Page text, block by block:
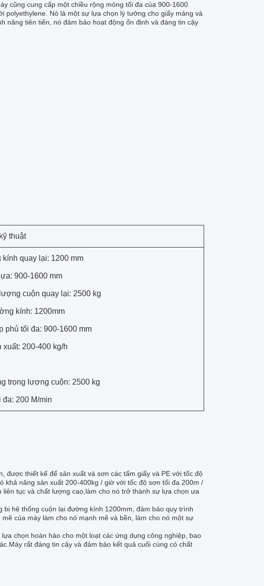
cũng cung cấp một chiều rộng mỏng tối đa của 900-1600
Nó là một sự lựa chọn lý tưởng cho giấy mảng và
năng tiên tiến, nó đảm bảo hoạt động ổn định và đáng tin cậy
thuật
quay lại: 1200 mm
900-1600 mm
cuộn quay lại: 2500 kg
kính: 1200mm
phủ tối đa: 900-1600 mm
xuất: 200-400 kg/h
trọng lượng cuộn: 2500 kg
200 M/min
được thiết kế để sản xuất và sơn các tấm giấy và PE với tốc độ
khả năng sản xuất 200-400kg / giờ với tốc độ sơn tối đa 200m /
tục và chất lượng cao,làm cho nó trở thành sự lựa chọn ưa
hệ thống cuộn lại đường kính 1200mm, đảm bảo quy trình
của máy làm cho nó mạnh mẽ và bền, làm cho nó một sự
chọn hoàn hảo cho một loạt các ứng dụng công nghiệp, bao
rất đáng tin cậy và đảm bảo kết quả cuối cùng có chất